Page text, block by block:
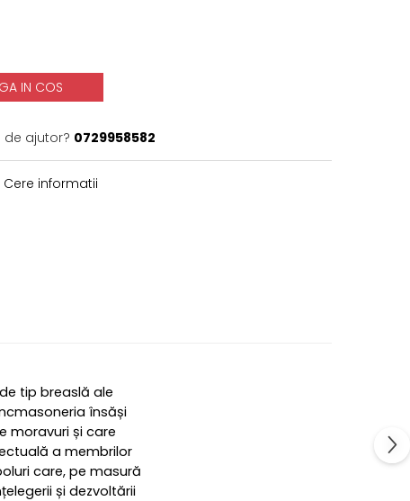
IN COS
de ajutor? 0729958582
Cere informatii
tip breaslă ale
însăși
moravuri și care
a membrilor
care, pe masură
și dezvoltării